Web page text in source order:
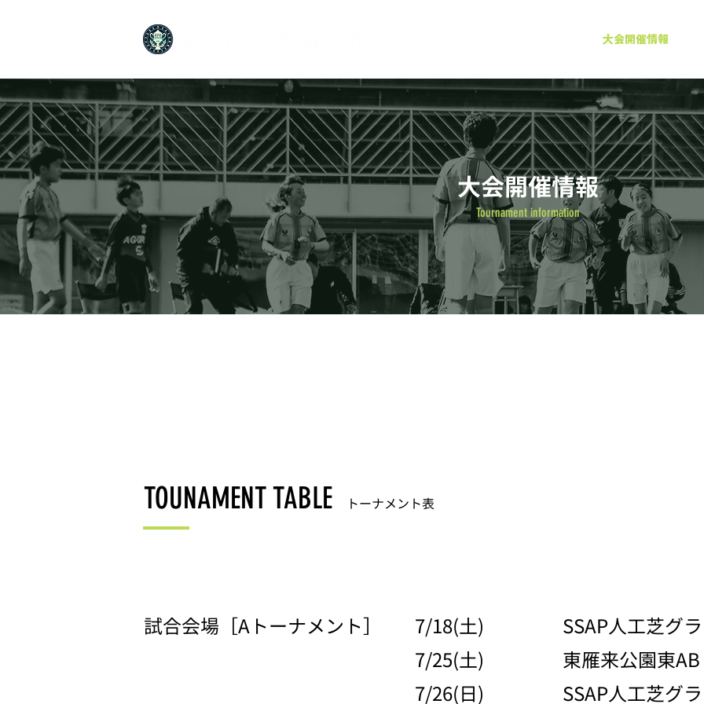
大会開催情報
​大会開催情報
Tournament information
TOUNAMENT TABLE トーナメント表
試合会場［Aトーナメント］
7/18(土)
7/25(土)
7/26(日)
SSAP人工芝グ
東雁来公園東AB
SSAP人工芝グ